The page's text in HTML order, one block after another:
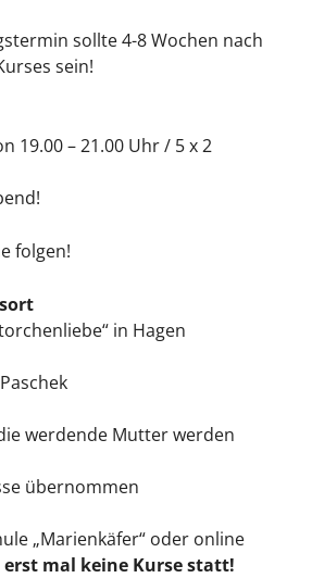
sollte 4-8 Wochen nach
sein!
19.00 – 21.00 Uhr / 5 x 2
folgen!
in Hagen
werdende Mutter werden
übernommen
„Marienkäfer“ oder online
erst mal keine Kurse statt!